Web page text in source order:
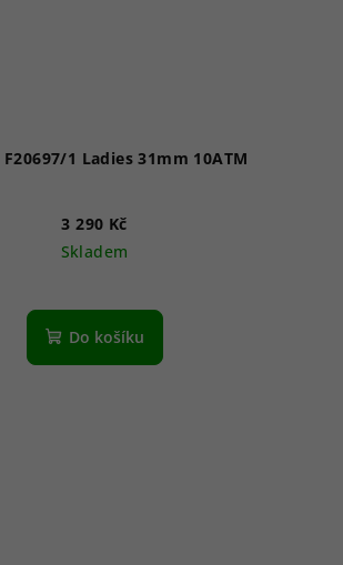
1 Ladies 31mm 10ATM
3 290 Kč
Skladem
Do košíku